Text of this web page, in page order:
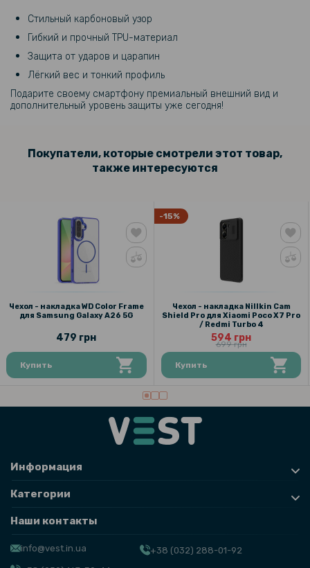
Стильный карбоновый узор
Гибкий и прочный TPU-материал
Защита от ударов и царапин
Лёгкий вес и тонкий профиль
Подарите своему смартфону премиальный внешний вид и
дополнительный уровень защиты уже сегодня!
Покупатели, которые смотрели этот товар,
также интересуются
Чехол - накладка WD Color Frame
для Samsung Galaxy A26 5G
479 грн
Купить
-15%
Чехол - накладка Nillkin Cam
Shield Pro для Xiaomi Poco X7 Pro
/ Redmi Turbo 4
594 грн
699 грн
Купить
Информация
Категории
Наши контакты
info@vest.in.ua +38 (032) 288-01-92